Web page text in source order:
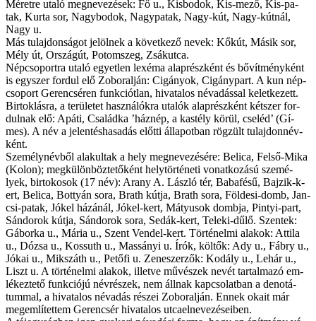
Mé­ret­re uta­ló meg­ne­ve­zé­sek: Fő u., Kis­bodok, Kis-me­ző, Kis-pa­
tak, Kur­ta sor, Nagy­bodok, Nagy­pa­tak, Nagy-kút, Nagy-kút­nál,
Nagy u.
Más tu­laj­don­sá­got je­löl­nek a kö­vet­ke­ző ne­vek: Kő­kút, Má­sik sor,
Mély út, Or­szág­út, Po­tom­szeg, Zsák­ut­ca.
Nép­cso­port­ra uta­ló egyet­len lexé­ma alap­rész­ként és bő­vít­mény­ként
is egy­szer for­dul elő Zob­o­ralján: Ci­gá­nyok, Ci­gány­part. A kun nép­
cso­port Ge­ren­csé­ren funkciót­lan, hi­va­ta­los név­adás­sal ke­let­ke­zett.
Bir­tok­lás­ra, a te­rü­le­tet hasz­ná­lók­ra uta­lók alap­rész­ként két­szer for­
dul­nak elő: Apá­ti, Család­ka ’háznép, a kas­tély kö­rül, cse­léd’ (Gí­
mes). A név a je­len­tés­ha­sa­dás előt­ti ál­la­pot­ban rög­zült tu­laj­don­név­
ként.
Sze­mély­név­ből ala­kul­tak a hely meg­ne­ve­zé­sé­re: Bel­i­ca, Felső-Mika
(Kolon); meg­kü­lön­böz­te­tő­ként hely­tör­té­ne­ti vo­nat­ko­zá­sú sze­mé­
lyek, bir­to­ko­sok (17 név): Arany A. Lász­ló tér, Ba­ba­fé­sű, Bajzik-k­
ert, Bel­i­ca, Bot­­tyán so­ra, Brath kút­ja, Brath so­ra, Földe­si-­dom­b, Jan­
csi-pa­tak, Jókel há­zá­nál, Jó­kel-kert, Mátyu­sok domb­ja, Pin­tyi-part,
Sán­do­rok kút­ja, Sán­do­rok so­ra, Sedák-k­ert, Te­le­ki-dű­lő. Szen­tek:
Gá­bor­ka u., Má­ria u., Szent Ven­del-kert. Tör­té­nel­mi ala­kok: At­ti­la
u., Dó­zsa u., Kos­suth u., Massányi u. Írók, köl­tők: Ady u., Fábry u.,
Jó­kai u., Mik­száth u., Pe­tő­fi u. Ze­ne­szer­zők: Ko­dály u., Le­hár u.,
Liszt u. A tör­té­nel­mi ala­kok, il­let­ve mű­vé­szek ne­vét tar­tal­ma­zó em­
lé­kez­te­tő funk­ci­ó­jú név­ré­szek, nem áll­nak kap­cso­lat­ban a denotá­
tum­mal, a hi­va­ta­los név­adás ré­szei Zob­o­ralján. En­nek oka­it már
meg­em­lí­tet­tem Ge­ren­csér hi­va­ta­los ut­ca­el­ne­ve­zé­se­i­ben.